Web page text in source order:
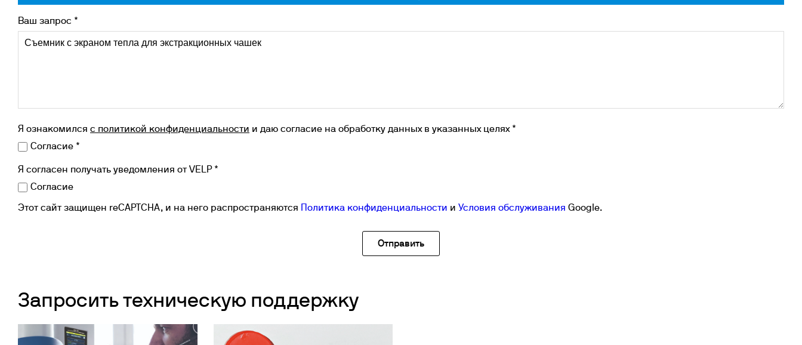
Ваш запрос *
Я ознакомился с политикой конфиденциальности и даю согласие на обработку данных в указанных целях *
Согласие *
Я согласен получать уведомления от VELP *
Согласие
Этот сайт защищен reCAPTCHA, и на него распространяются Политика конфиденциальности и Условия обслуживания Google.
Запросить техническую поддержку